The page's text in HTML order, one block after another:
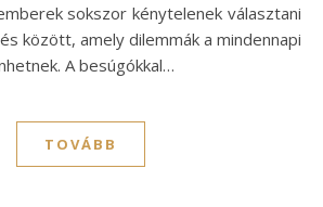
sokszor kénytelenek választani
között, amely dilemmák a mindennapi
A besúgókkal…
TOVÁBB